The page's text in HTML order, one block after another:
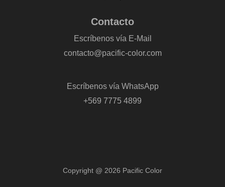
Contacto
Escríbenos vía E-Mail
contacto@pacific-color.com
Escríbenos vía WhatsApp
+569 7775 4899
Copyright @ 2026 Pacific Color